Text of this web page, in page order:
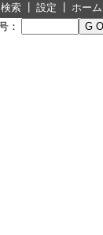
検索 設定 ホーム
：